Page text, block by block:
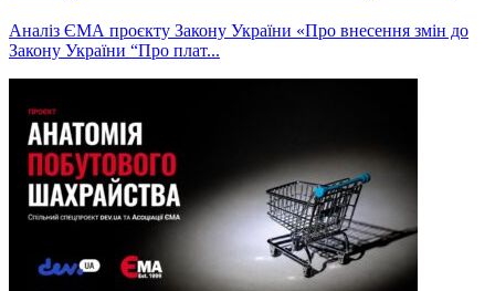
Аналіз ЄМА проєкту Закону України «Про внесення змін до
Закону України “Про плат...